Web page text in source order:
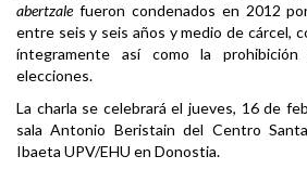
abertzalefueron condenados en 2012
entre seis y seis años y medio de cárcel,
íntegramente así como la
elecciones.
La charla se celebrará el jueves, 16 de
sala Antonio Beristain del Centro
Ibaeta UPV/EHU en Donostia.